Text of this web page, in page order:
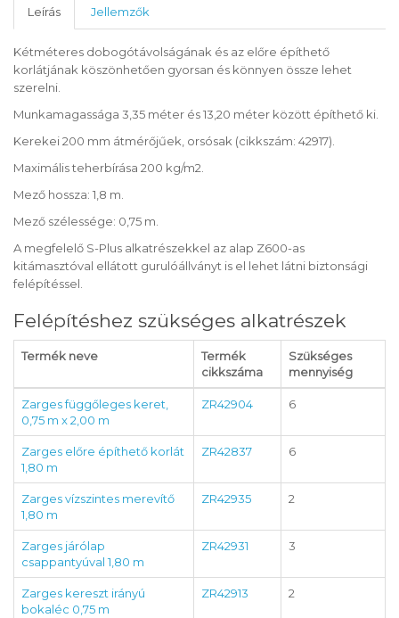
Leírás Jellemzők
Kétméteres dobogótávolságának és az előre építhető
korlátjának köszönhetően gyorsan és könnyen össze lehet
szerelni.
Munkamagassága 3,35 méter és 13,20 méter között építhető ki.
Kerekei 200 mm átmérőjűek, orsósak (cikkszám: 42917).
Maximális teherbírása 200 kg/m2.
Mező hossza: 1,8 m.
Mező szélessége: 0,75 m.
A megfelelő S-Plus alkatrészekkel az alap Z600-as
kitámasztóval ellátott gurulóállványt is el lehet látni biztonsági
felépítéssel.
Felépítéshez szükséges alkatrészek
Termék neve
Termék
cikkszáma
Szükséges
mennyiség
Zarges függőleges keret,
0,75 m x 2,00 m
ZR42904 6
Zarges előre építhető korlát
1,80 m
ZR42837 6
Zarges vízszintes merevítő
1,80 m
ZR42935 2
Zarges járólap
csappantyúval 1,80 m
ZR42931 3
Zarges kereszt irányú
bokaléc 0,75 m
ZR42913 2